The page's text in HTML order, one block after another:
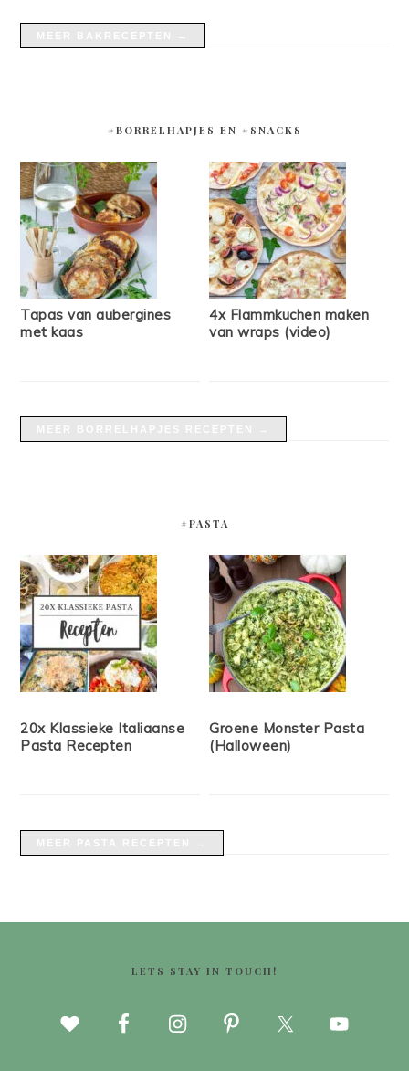
#BORRELHAPJES EN #SNACKS
Tapas van aubergines
met kaas
4x Flammkuchen maken
van wraps (video)
#PASTA
20x Klassieke Italiaanse
Pasta Recepten
Groene Monster Pasta
(Halloween)
LETS STAY IN TOUCH!